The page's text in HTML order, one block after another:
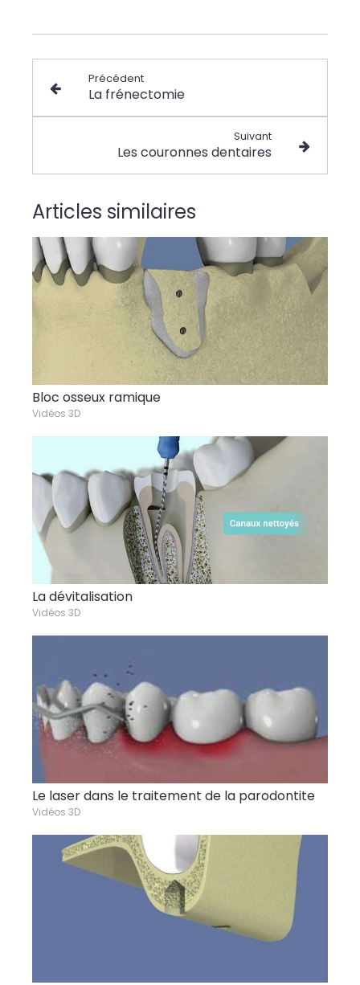
Précédent
La frénectomie
Suivant
Les couronnes dentaires
Articles similaires
Bloc osseux ramique
Vidéos 3D
La dévitalisation
Vidéos 3D
Le laser dans le traitement de la parodontite
Vidéos 3D